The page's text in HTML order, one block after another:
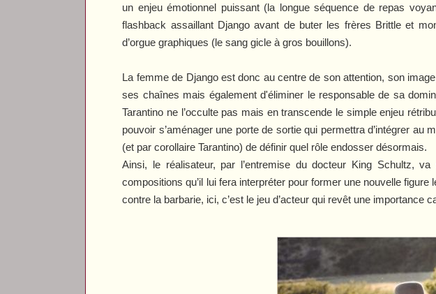
un enjeu émotionnel puissant (la longue séquence de repas
flashback assaillant Django avant de buter les frères Brittle et
d’orgue graphiques (le sang gicle à gros bouillons).
La femme de Django est donc au centre de son attention, son
ses chaînes mais également d'éliminer le responsable de sa
Tarantino ne l’occulte pas mais en transcende le simple enjeu
pouvoir s’aménager une porte de sortie qui permettra d’intégrer au
(et par corollaire Tarantino) de définir quel rôle endosser désormais.
Ainsi, le réalisateur, par l’entremise du docteur King Schultz,
compositions qu’il lui fera interpréter pour former une nouvelle figure
contre la barbarie, ici, c’est le jeu d’acteur qui revêt une importance